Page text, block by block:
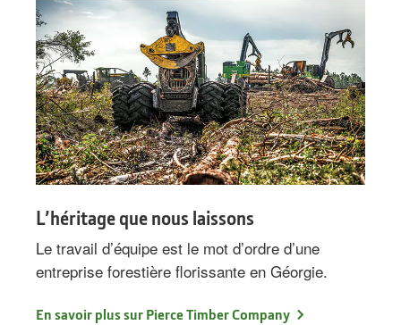
L’héritage que nous laissons
Le travail d’équipe est le mot d’ordre d’une
entreprise forestière florissante en Géorgie.
En savoir plus sur Pierce Timber Company